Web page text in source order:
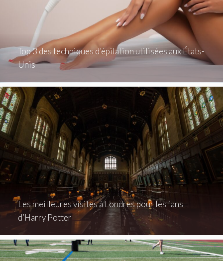
Top 3 des techniques d’épilation utilisées aux États-
Unis
Les meilleures visites à Londres pour les fans
d’Harry Potter